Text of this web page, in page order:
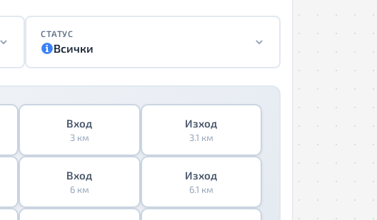
СТАТУС
Всички
Вход
3 км
Изход
3.1 км
Вход
6 км
Изход
6.1 км